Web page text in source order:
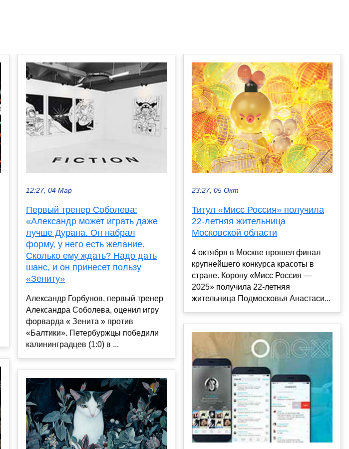
12:27, 04 Мар
Первый тренер Соболева:
«Александр может играть даже
лучше Дурана. Он набрал
форму, у него есть желание.
Сколько ему ждать? Надо дать
шанс, и он принесет пользу
«Зениту»
Александр Горбунов, первый тренер
Александра Соболева, оценил игру
форварда « Зенита » против
«Балтики». Петербуржцы победили
калининградцев (1:0) в ...
23:27, 05 Окт
Титул «Мисс Россия» получила
22-летняя жительница
Московской области
4 октября в Москве прошел финал
крупнейшего конкурса красоты в
стране. Корону «Мисс Россия —
2025» получила 22-летняя
жительница Подмосковья Анастаси...